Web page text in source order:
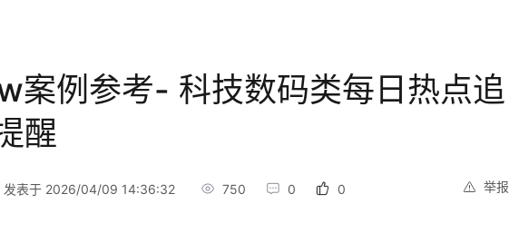
案例参考- 科技数码类每日热点追
醒
举报
发表于 2026/04/09 14:36:32 750 0 0